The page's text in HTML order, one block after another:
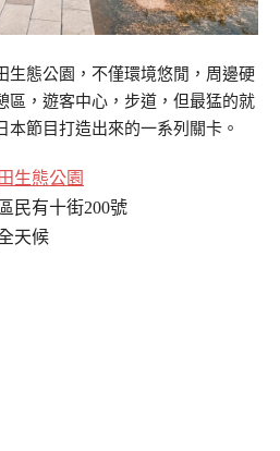
生態公園，不僅環境悠閒，周邊硬
區，遊客中心，步道，但最猛的就
本節目打造出來的一系列關卡。
生態公園
民有十街200號
天候